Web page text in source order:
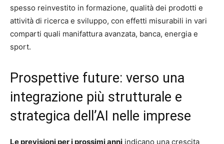
spesso reinvestito in formazione, qualità dei prodotti e
attività di ricerca e sviluppo, con effetti misurabili in vari
comparti quali manifattura avanzata, banca, energia e
sport.
Prospettive future: verso una
integrazione più strutturale e
strategica dell’AI nelle imprese
Le previsioni per i prossimi anni indicano una crescita